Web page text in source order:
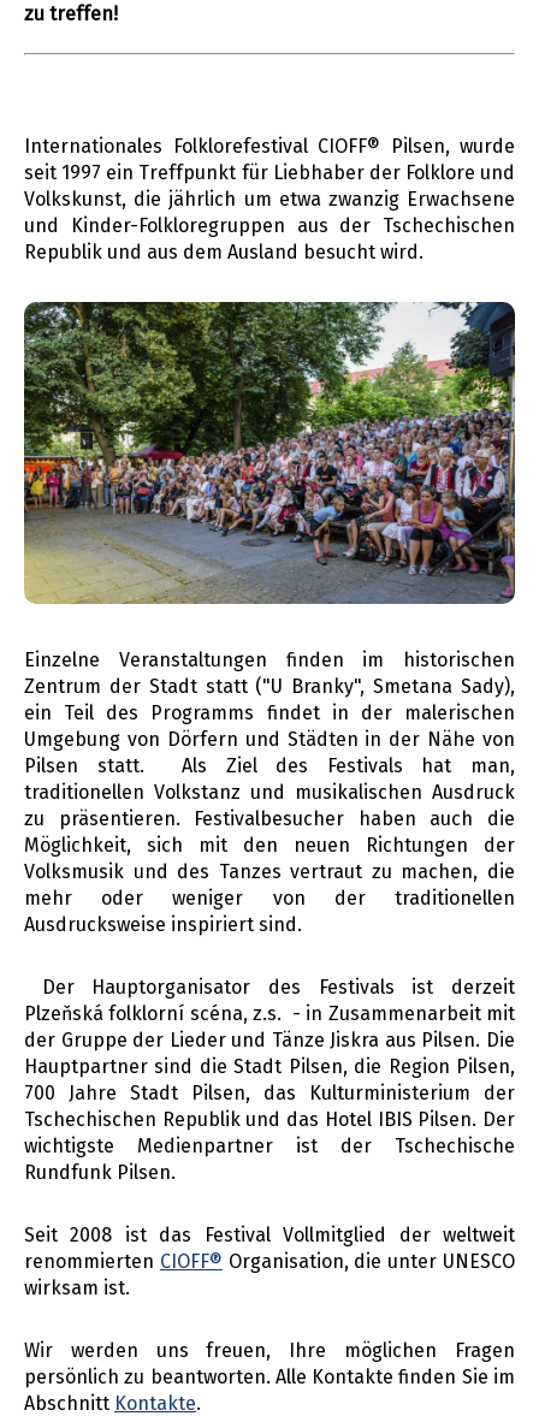
zu treffen!
Internationales Folklorefestival CIOFF® Pilsen, wurde
seit 1997 ein Treffpunkt für Liebhaber der Folklore und
Volkskunst, die jährlich um etwa zwanzig Erwachsene
und Kinder-Folkloregruppen aus der Tschechischen
Republik und aus dem Ausland besucht wird.
Einzelne Veranstaltungen finden im historischen
Zentrum der Stadt statt ("U Branky", Smetana Sady),
ein Teil des Programms findet in der malerischen
Umgebung von Dörfern und Städten in der Nähe von
Pilsen statt. Als Ziel des Festivals hat man,
traditionellen Volkstanz und musikalischen Ausdruck
zu präsentieren. Festivalbesucher haben auch die
Möglichkeit, sich mit den neuen Richtungen der
Volksmusik und des Tanzes vertraut zu machen, die
mehr oder weniger von der traditionellen
Ausdrucksweise inspiriert sind.
Der Hauptorganisator des Festivals ist derzeit
Plzeňská folklorní scéna, z.s. - in Zusammenarbeit mit
der Gruppe der Lieder und Tänze Jiskra aus Pilsen. Die
Hauptpartner sind die Stadt Pilsen, die Region Pilsen,
700 Jahre Stadt Pilsen, das Kulturministerium der
Tschechischen Republik und das Hotel IBIS Pilsen. Der
wichtigste Medienpartner ist der Tschechische
Rundfunk Pilsen.
Seit 2008 ist das Festival Vollmitglied der weltweit
renommierten CIOFF® Organisation, die unter UNESCO
wirksam ist.
Wir werden uns freuen, Ihre möglichen Fragen
persönlich zu beantworten. Alle Kontakte finden Sie im
Abschnitt Kontakte.